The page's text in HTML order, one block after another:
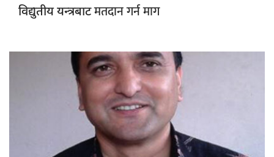
विद्युतीय यन्त्रबाटमतदान गर्न माग